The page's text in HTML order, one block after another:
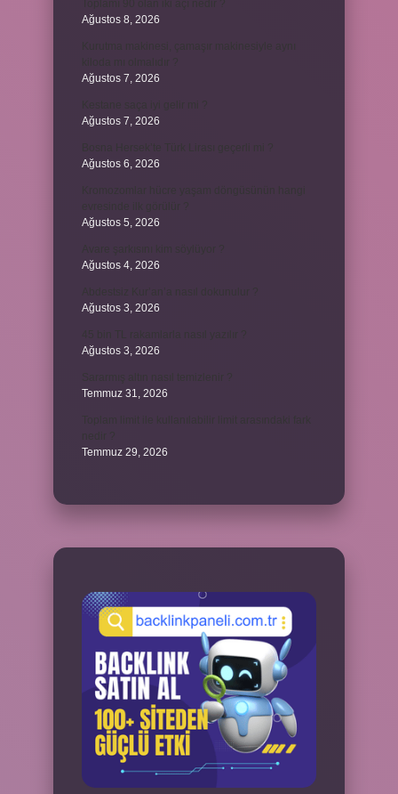
Ağustos 8, 2026
Ağustos 7, 2026
Ağustos 7, 2026
Ağustos 6, 2026
Ağustos 5, 2026
Ağustos 4, 2026
Ağustos 3, 2026
Ağustos 3, 2026
Temmuz 31, 2026
Temmuz 29, 2026